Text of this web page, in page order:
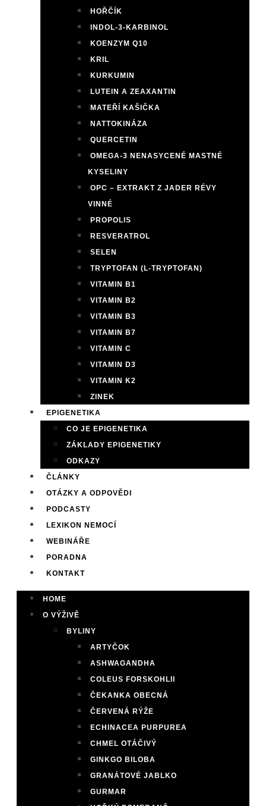
HOŘČÍK
INDOL-3-KARBINOL
KOENZYM Q10
KRIL
KURKUMIN
LUTEIN A ZEAXANTIN
MATEŘÍ KAŠIČKA
NATTOKINÁZA
QUERCETIN
OMEGA-3 NENASYCENÉ MASTNÉ
KYSELINY
OPC – EXTRAKT Z JADER RÉVY
VINNÉ
PROPOLIS
RESVERATROL
SELEN
TRYPTOFAN (L-TRYPTOFAN)
VITAMIN B1
VITAMIN B2
VITAMIN B3
VITAMIN B7
VITAMIN C
VITAMIN D3
VITAMIN K2
ZINEK
EPIGENETIKA
CO JE EPIGENETIKA
ZÁKLADY EPIGENETIKY
ODKAZY
ČLÁNKY
OTÁZKY A ODPOVĚDI
PODCASTY
LEXIKON NEMOCÍ
WEBINÁŘE
PORADNA
KONTAKT
HOME
O VÝŽIVĚ
BYLINY
ARTYČOK
ASHWAGANDHA
COLEUS FORSKOHLII
ČEKANKA OBECNÁ
ČERVENÁ RÝŽE
ECHINACEA PURPUREA
CHMEL OTÁČIVÝ
GINKGO BILOBA
GRANÁTOVÉ JABLKO
GURMAR